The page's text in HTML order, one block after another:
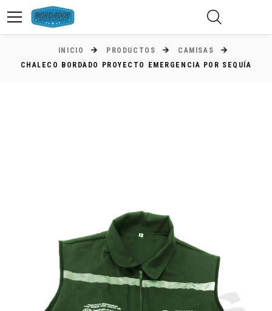
INICIO PRODUCTOS
CAMISAS
CHALECO BORDADO PROYECTO EMERGENCIA POR SEQUÍA